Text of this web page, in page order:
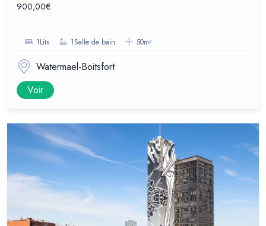
900,00€
1Lits 1Salle de bain 50m²
Watermael-Boitsfort
Voir